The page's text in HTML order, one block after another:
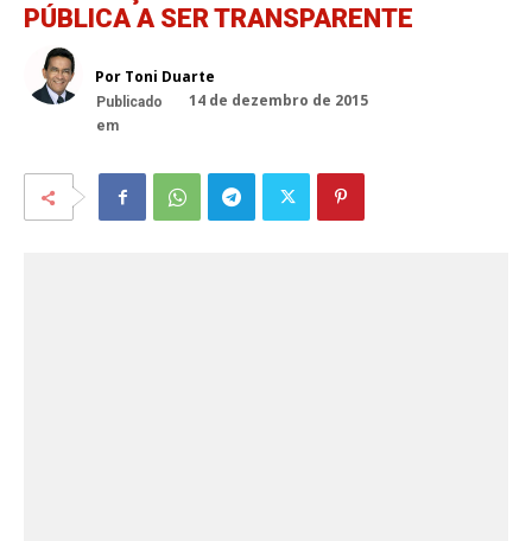
PÚBLICA A SER TRANSPARENTE
Por Toni Duarte
Publicado
em
14 de dezembro de 2015